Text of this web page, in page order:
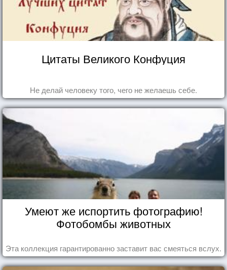
Цитаты Великого Конфуция
Не делай человеку того, чего не желаешь себе.
Умеют же испортить фотографию!
Фотобомбы животных
Эта коллекция гарантированно заставит вас смеяться вслух.